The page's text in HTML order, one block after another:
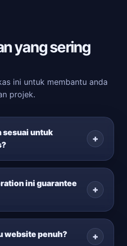
yang sering
ini untuk membantu anda
projek.
sesuai untuk
ini guarantee
website penuh?